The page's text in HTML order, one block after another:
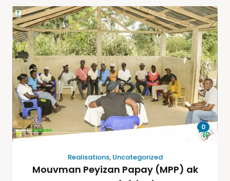
0
Realisations, Uncategorized
Mouvman Peyizan Papay (MPP) ak